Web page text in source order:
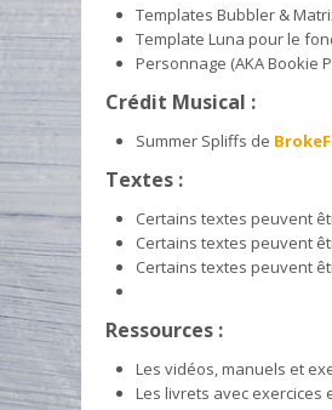
Templates Bubbler &
Template Luna pour le
Personnage (AKA Bookie
Crédit Musical :
Summer Spliffs de
Textes :
Certains textes peuvent
Certains textes peuvent
Certains textes peuvent
Ressources :
Les vidéos, manuels et
Les livrets avec